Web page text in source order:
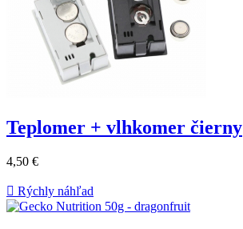
Teplomer + vlhkomer čierny
Cena
kus
4,50 €
 Rýchly náhľad